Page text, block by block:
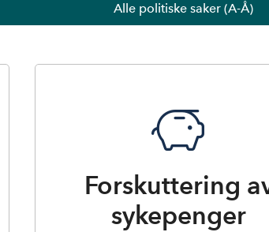
Alle politiske saker (A-Å)
Forskuttering
sykepenger